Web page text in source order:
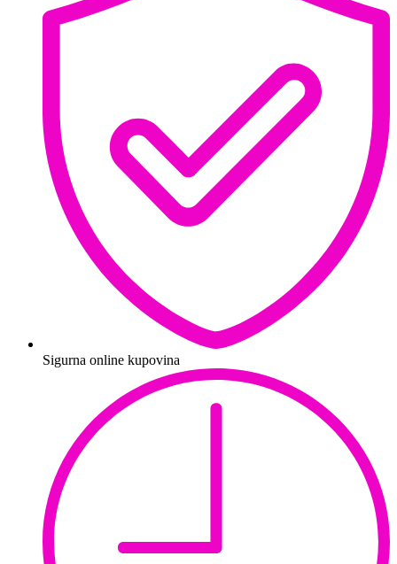
Sigurna online kupovina